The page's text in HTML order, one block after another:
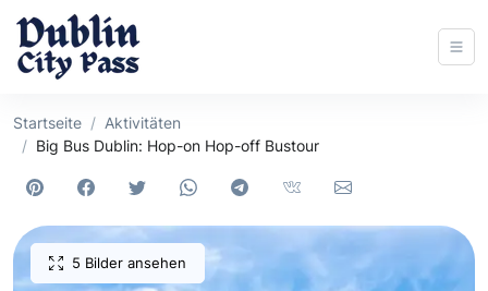
Startseite
Aktivitäten
Big Bus Dublin: Hop-on Hop-off Bustour
5 Bilder ansehen